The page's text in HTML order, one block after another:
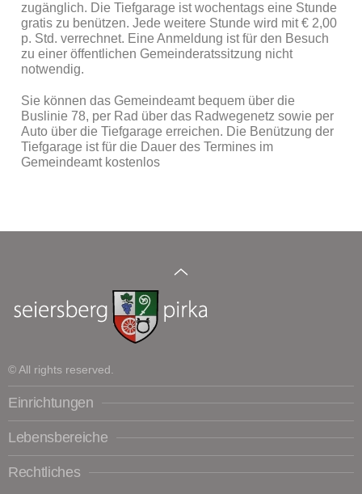
zugänglich. Die Tiefgarage ist wochentags eine Stunde
gratis zu benützen. Jede weitere Stunde wird mit € 2,00
p. Std. verrechnet. Eine Anmeldung ist für den Besuch
zu einer öffentlichen Gemeinderatssitzung nicht
notwendig.
Sie können das Gemeindeamt bequem über die
Buslinie 78, per Rad über das Radwegenetz sowie per
Auto über die Tiefgarage erreichen. Die Benützung der
Tiefgarage ist für die Dauer des Termines im
Gemeindeamt kostenlos
© All rights reserved.
Einrichtungen
Lebensbereiche
Rechtliches